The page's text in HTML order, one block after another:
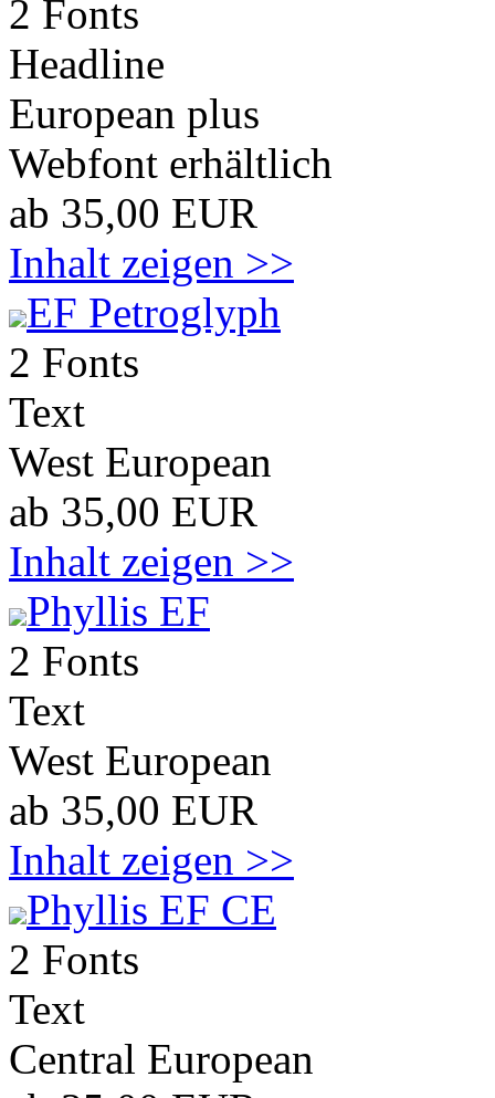
2 Fonts
Headline
European plus
Webfont erhältlich
ab 35,00 EUR
Inhalt zeigen >>
EF Petroglyph
2 Fonts
Text
West European
ab 35,00 EUR
Inhalt zeigen >>
Phyllis EF
2 Fonts
Text
West European
ab 35,00 EUR
Inhalt zeigen >>
Phyllis EF CE
2 Fonts
Text
Central European